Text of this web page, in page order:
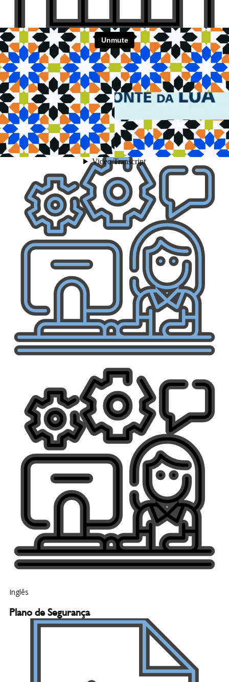
AULAS
09:00 - 12:30 horas
14:00 - 15:30 horas
PORTARIA: 08:30 horas
AECS: 16:00 às 17:00
AECS
Inglês
Plano de Segurança